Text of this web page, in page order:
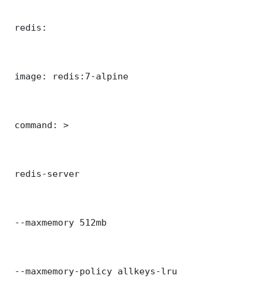
redis:
image: redis:7-alpine
command: >
redis-server
--maxmemory 512mb
--maxmemory-policy allkeys-lru